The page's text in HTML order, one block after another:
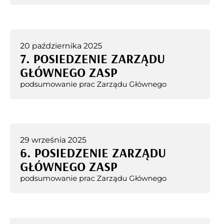
20 października 2025
7. POSIEDZENIE ZARZĄDU
GŁÓWNEGO ZASP
podsumowanie prac Zarządu Głównego
29 września 2025
6. POSIEDZENIE ZARZĄDU
GŁÓWNEGO ZASP
podsumowanie prac Zarządu Głównego